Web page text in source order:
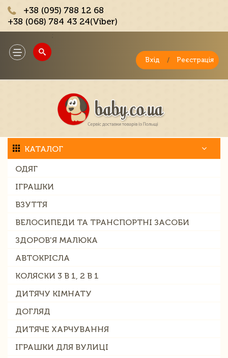
+38 (095) 788 12 68
+38 (068) 784 43 24(Viber)
Toggle
navigation
Вхід / Реєстрація
КАТАЛОГ
ОДЯГ
ІГРАШКИ
ВЗУТТЯ
ВЕЛОСИПЕДИ ТА ТРАНСПОРТНІ ЗАСОБИ
ЗДОРОВ'Я МАЛЮКА
АВТОКРІСЛА
КОЛЯСКИ 3 В 1, 2 В 1
ДИТЯЧУ КІМНАТУ
ДОГЛЯД
ДИТЯЧЕ ХАРЧУВАННЯ
ІГРАШКИ ДЛЯ ВУЛИЦІ